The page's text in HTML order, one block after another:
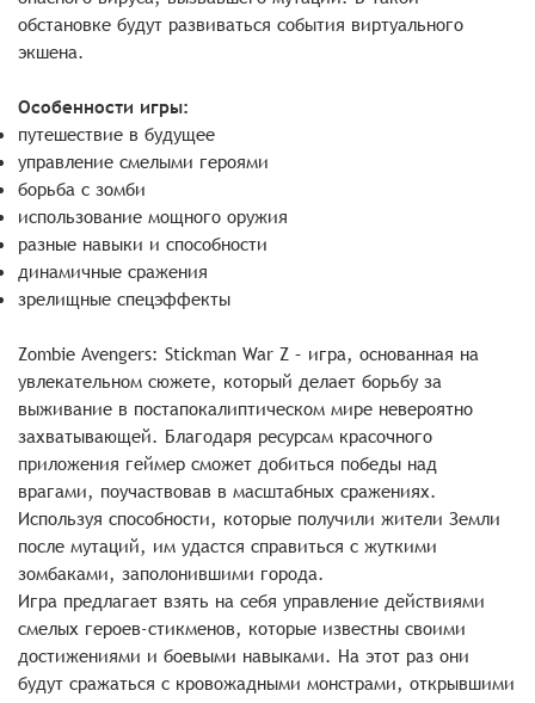
обстановке будут развиваться события виртуального
экшена.
Особенности игры:
путешествие в будущее
управление смелыми героями
борьба с зомби
использование мощного оружия
разные навыки и способности
динамичные сражения
зрелищные спецэффекты
Zombie Avengers: Stickman War Z – игра, основанная на
увлекательном сюжете, который делает борьбу за
выживание в постапокалиптическом мире невероятно
захватывающей. Благодаря ресурсам красочного
приложения геймер сможет добиться победы над
врагами, поучаствовав в масштабных сражениях.
Используя способности, которые получили жители Земли
после мутаций, им удастся справиться с жуткими
зомбаками, заполонившими города.
Игра предлагает взять на себя управление действиями
смелых героев-стикменов, которые известны своими
достижениями и боевыми навыками. На этот раз они
будут сражаться с кровожадными монстрами, открывшими